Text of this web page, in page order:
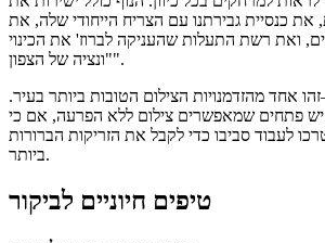
כנסיית גבירתנו עם הצריח הייחודי שלה, את
ואת רשת התעלות שהעניקה לברוז' את הכינוי
"ונציה של הצפון".
אחד מהזדמנויות הצילום הטובות ביותר בעיר.
פתחים שמאפשרים צילום ללא הפרעה, אם כי
לעבוד סביבו כדי לקבל את הזריקות הברורות
ביותר.
טיפים חיוניים לביקור